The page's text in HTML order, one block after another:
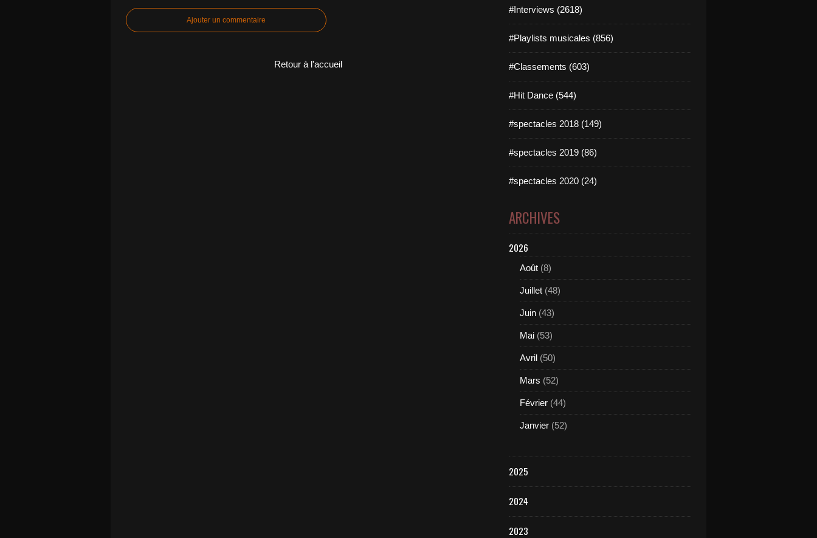
Ajouter un commentaire
Retour à l'accueil
#Interviews (2618)
#Playlists musicales (856)
#Classements (603)
#Hit Dance (544)
#spectacles 2018 (149)
#spectacles 2019 (86)
#spectacles 2020 (24)
ARCHIVES
2026
Août (8)
Juillet (48)
Juin (43)
Mai (53)
Avril (50)
Mars (52)
Février (44)
Janvier (52)
2025
2024
2023